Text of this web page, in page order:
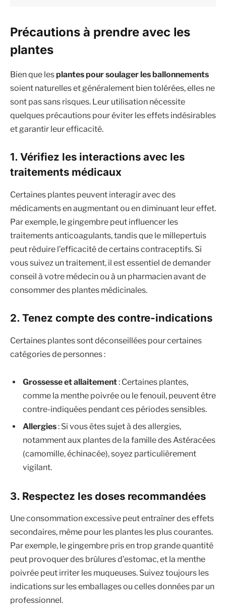
Précautions à prendre avec les
plantes
Bien que lesplantes pour soulager les ballonnements
soient naturelles et généralement bien tolérées, elles ne
sont pas sans risques. Leur utilisation nécessite
quelques précautions pour éviter les effets indésirables
et garantir leur efficacité.
1. Vérifiez les interactions avec les
traitements médicaux
Certaines plantes peuvent interagir avec des
médicaments en augmentant ou en diminuant leur effet.
Par exemple, le gingembre peut influencer les
traitements anticoagulants, tandis que le millepertuis
peut réduire l’efficacité de certains contraceptifs. Si
vous suivez un traitement, il est essentiel de demander
conseil à votre médecin ou à un pharmacien avant de
consommer des plantes médicinales.
2. Tenez compte des contre-indications
Certaines plantes sont déconseillées pour certaines
catégories de personnes :
Grossesse et allaitement: Certaines plantes,
comme la menthe poivrée ou le fenouil, peuvent être
contre-indiquées pendant ces périodes sensibles.
Allergies: Si vous êtes sujet à des allergies,
notamment aux plantes de la famille des Astéracées
(camomille, échinacée), soyez particulièrement
vigilant.
3. Respectez les doses recommandées
Une consommation excessive peut entraîner des effets
secondaires, même pour les plantes les plus courantes.
Par exemple, le gingembre pris en trop grande quantité
peut provoquer des brûlures d’estomac, et la menthe
poivrée peut irriter les muqueuses. Suivez toujours les
indications sur les emballages ou celles données par un
professionnel.